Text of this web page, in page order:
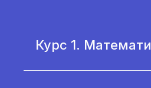
Курс 1.